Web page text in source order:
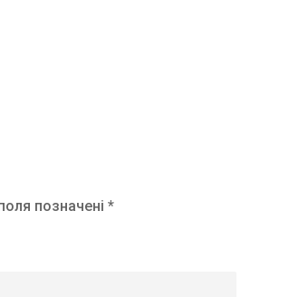
позначені *